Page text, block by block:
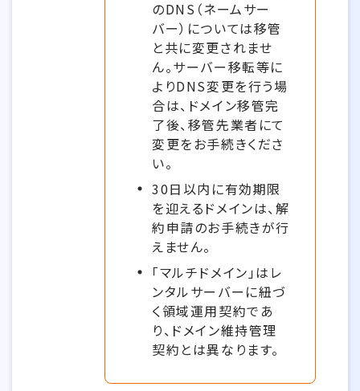
のDNS（ネームサー
バー）については移管
と共に変更されませ
ん。サーバー移転等に
よりDNS変更を行う場
合は、ドメイン移管完
了後、移管先業者にて
変更をお手続きくださ
い。
30日以内に有効期限
を迎えるドメインは、解
約申請のお手続きが行
えません。
「マルチドメイン」はレ
ンタルサーバーに紐づ
く領域運用契約であ
り、ドメイン維持管理
契約とは異なります。